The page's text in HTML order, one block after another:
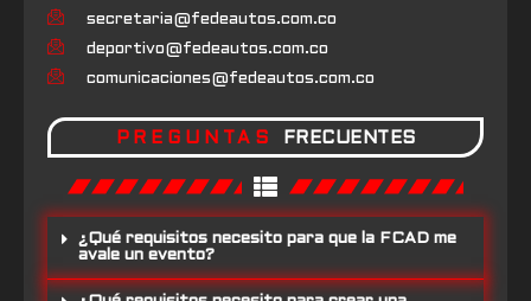
secretaria@fedeautos.com.co
deportivo@fedeautos.com.co
comunicaciones@fedeautos.com.co
PREGUNTAS FRECUENTES
¿Qué requisitos necesito para que la FCAD me
avale un evento?